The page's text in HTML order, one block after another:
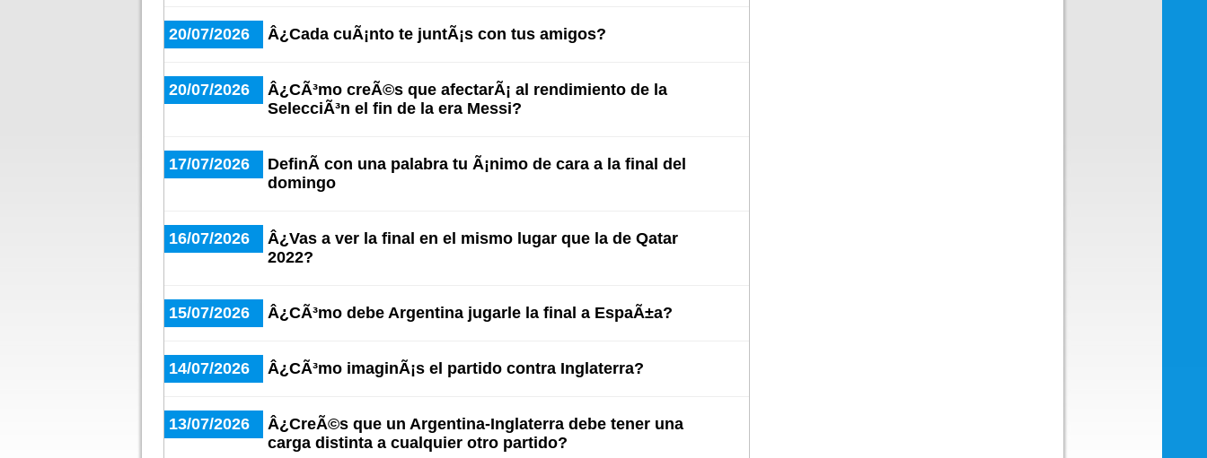
20/07/2026 Â¿Cada cuÃ¡nto te juntÃ¡s con tus amigos?
20/07/2026
Â¿CÃ³mo creÃ©s que afectarÃ¡ al rendimiento de la
SelecciÃ³n el fin de la era Messi?
17/07/2026
DefinÃ­ con una palabra tu Ã¡nimo de cara a la final del
domingo
16/07/2026
Â¿Vas a ver la final en el mismo lugar que la de Qatar
2022?
15/07/2026 Â¿CÃ³mo debe Argentina jugarle la final a EspaÃ±a?
14/07/2026 Â¿CÃ³mo imaginÃ¡s el partido contra Inglaterra?
13/07/2026
Â¿CreÃ©s que un Argentina-Inglaterra debe tener una
carga distinta a cualquier otro partido?